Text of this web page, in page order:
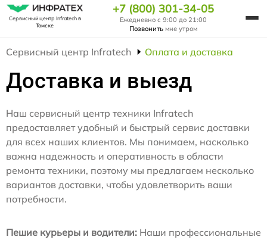
Сервисный центр Infratechв
Томске
+7 (800) 301-34-05
Ежедневно с 9:00 до 21:00
Позвонить мне утром
Сервисный центр Infratech Оплата и доставка
Доставка и выезд
Наш сервисный центр техники Infratech
предоставляет удобный и быстрый сервис доставки
для всех наших клиентов. Мы понимаем, насколько
важна надежность и оперативность в области
ремонта техники, поэтому мы предлагаем несколько
вариантов доставки, чтобы удовлетворить ваши
потребности.
Пешие курьеры и водители: Наши профессиональные